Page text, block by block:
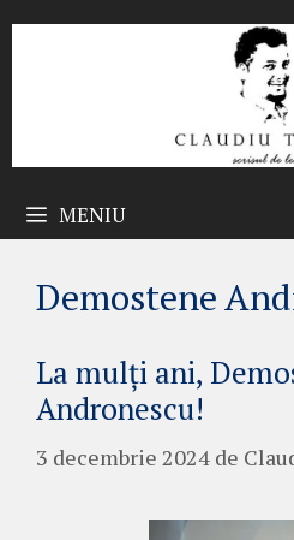
MENIU
Demostene
La mulți ani,
Andronescu!
3 decembrie 2024 de